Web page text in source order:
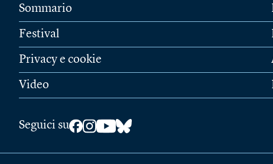
Sommario
Festival
Privacy e cookie
Video
Seguici su